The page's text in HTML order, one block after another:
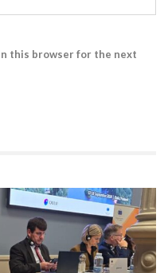
this browser for the next